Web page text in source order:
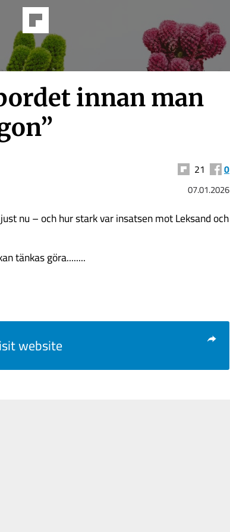
innan man
21 0
07.01.2026
nu – och hur stark var insatsen mot Leksand och
tänkas göra........
website